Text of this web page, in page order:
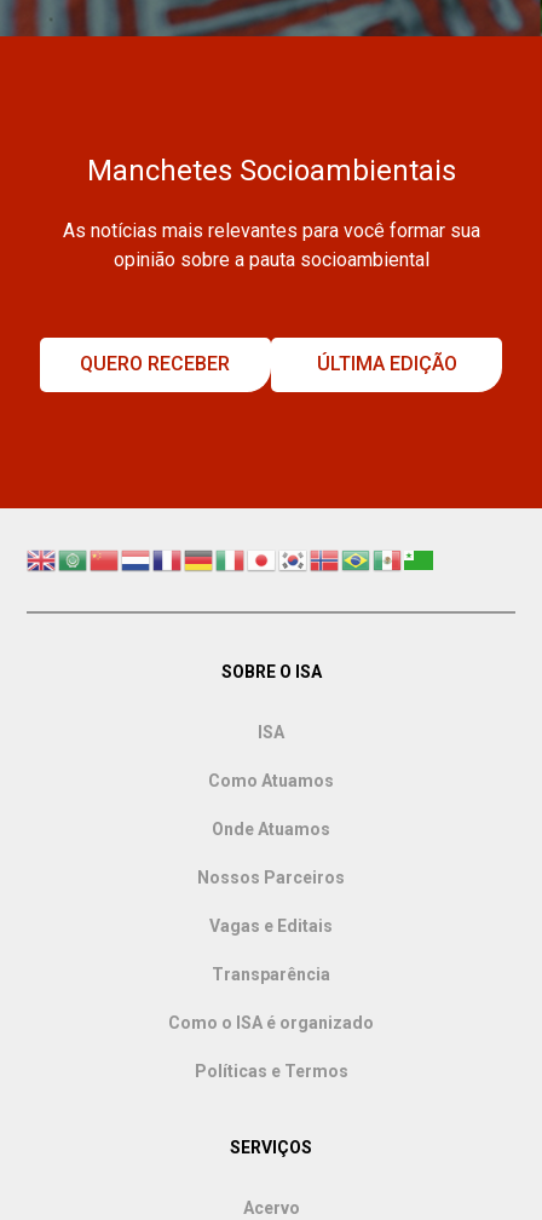
Manchetes Socioambientais
As notícias mais relevantes para você formar sua
opinião sobre a pauta socioambiental
QUERO RECEBER ÚLTIMA EDIÇÃO
SOBRE O ISA
ISA
Como Atuamos
Onde Atuamos
Nossos Parceiros
Vagas e Editais
Transparência
Como o ISA é organizado
Políticas e Termos
SERVIÇOS
Acervo